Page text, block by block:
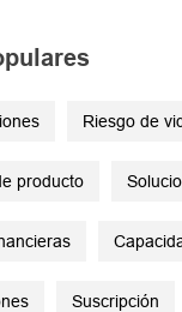
Riesgo de
producto
Suscripción